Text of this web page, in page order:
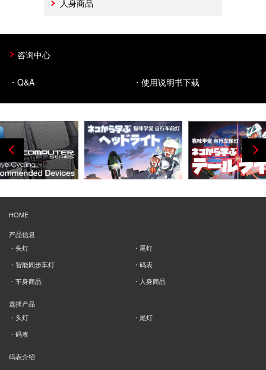
人身商品
咨询中心
Q&A 使用说明书下载
HOME
产品信息
头灯
尾灯
智能同步车灯
码表
车身商品
人身商品
选择产品
头灯
尾灯
码表
码表介绍